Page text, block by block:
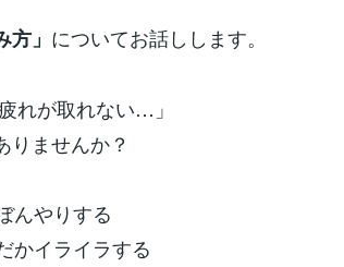
」 についてお話しします。
れが取れない…」
りませんか？
んやりする
かイライラする